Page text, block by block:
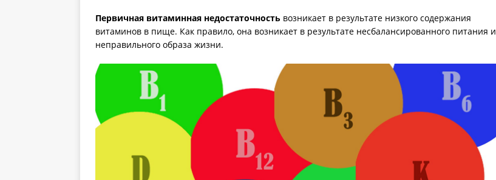
Первичная витаминная недостаточность возникает в результате низкого содержания
витаминов в пище. Как правило, она возникает в результате несбалансированного питания и
неправильного образа жизни.